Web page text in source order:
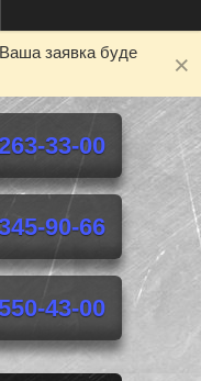
заявка буде
33-00
90-66
43-00